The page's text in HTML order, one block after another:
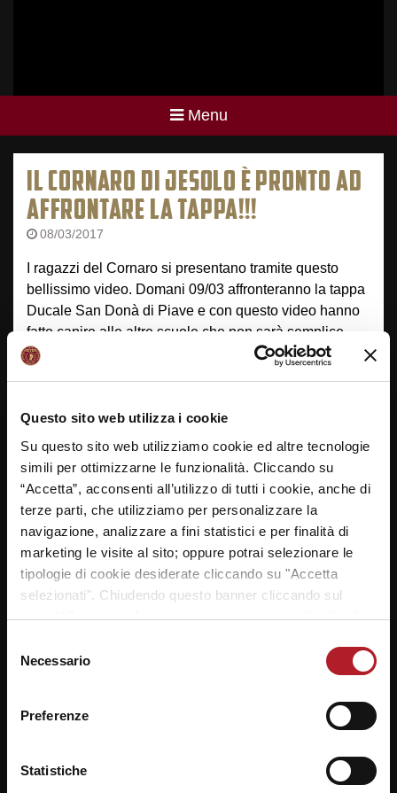
Questo sito web utilizza i cookie
Su questo sito web utilizziamo cookie ed altre tecnologie
simili per ottimizzarne le funzionalità. Cliccando su
“Accetta”, acconsenti all’utilizzo di tutti i cookie, anche di
terze parti, che utilizziamo per personalizzare la
navigazione, analizzare a fini statistici e per finalità di
marketing le visite al sito; oppure potrai selezionare le
tipologie di cookie desiderate cliccando su "Accetta
selezionati". Chiudendo questo banner cliccando sul
tasto “X” prosegui la navigazione e saranno attivati solo i
modificare le tue preferenze in ogni momento mediante il
link “Impostazione dei cookie” a fine pagina. Per ulteriori
Cookie
Policy.
delNecessario
Preferenze
Statistiche
Menu
IL CORNARO DI JESOLO È PRONTO AD
AFFRONTARE LA TAPPA!!!
08/03/2017
I ragazzi del Cornaro si presentano tramite questo
bellissimo video. Domani 09/03 affronteranno la tappa
Ducale San Donà di Piave e con questo video hanno
fatto capire alle altre scuole che non sarà semplice
batterli!!! In bocca al lupo e buona #ReyerSchoolCup a
NAVIGAZIONE
ARTICOLI
Previous
post:
Il Parini di Mestre è
pronto!!!
Next
post:
Tappa Ducale San Donà
di Piave: il Galilei
approda ai playoff
LASCIA UN COMMENTO
Commento*